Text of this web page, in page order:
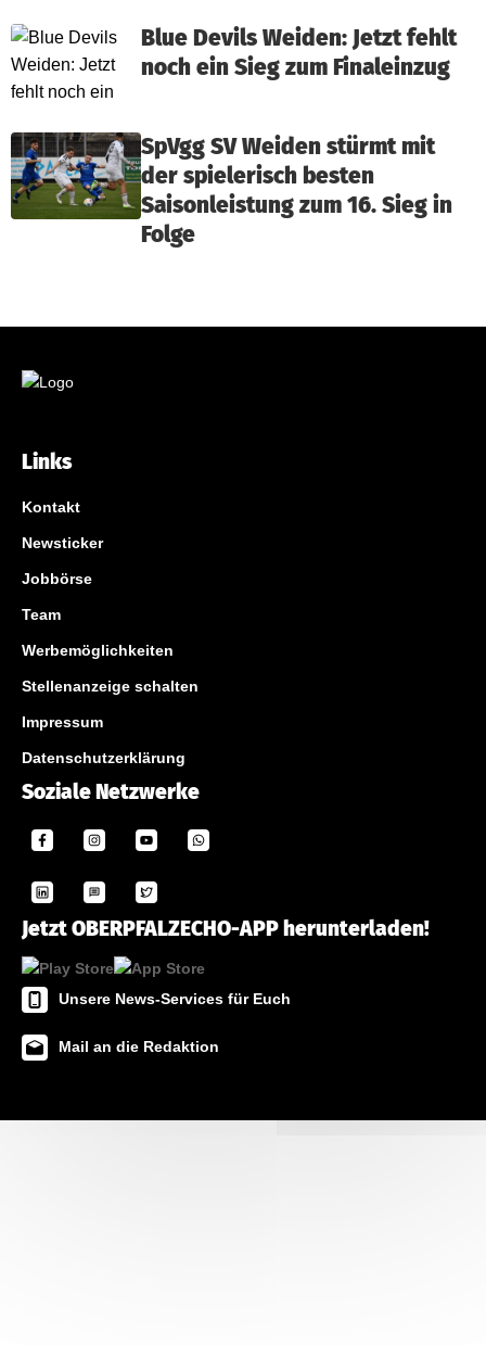
Blue Devils Weiden: Jetzt fehlt
noch ein Sieg zum Finaleinzug
SpVgg SV Weiden stürmt mit
der spielerisch besten
Saisonleistung zum 16. Sieg in
Folge
Links
Kontakt
Newsticker
Jobbörse
Team
Werbemöglichkeiten
Stellenanzeige schalten
Impressum
Datenschutzerklärung
Soziale Netzwerke
Jetzt OBERPFALZECHO-APP herunterladen!
Unsere News-Services für Euch
Mail an die Redaktion